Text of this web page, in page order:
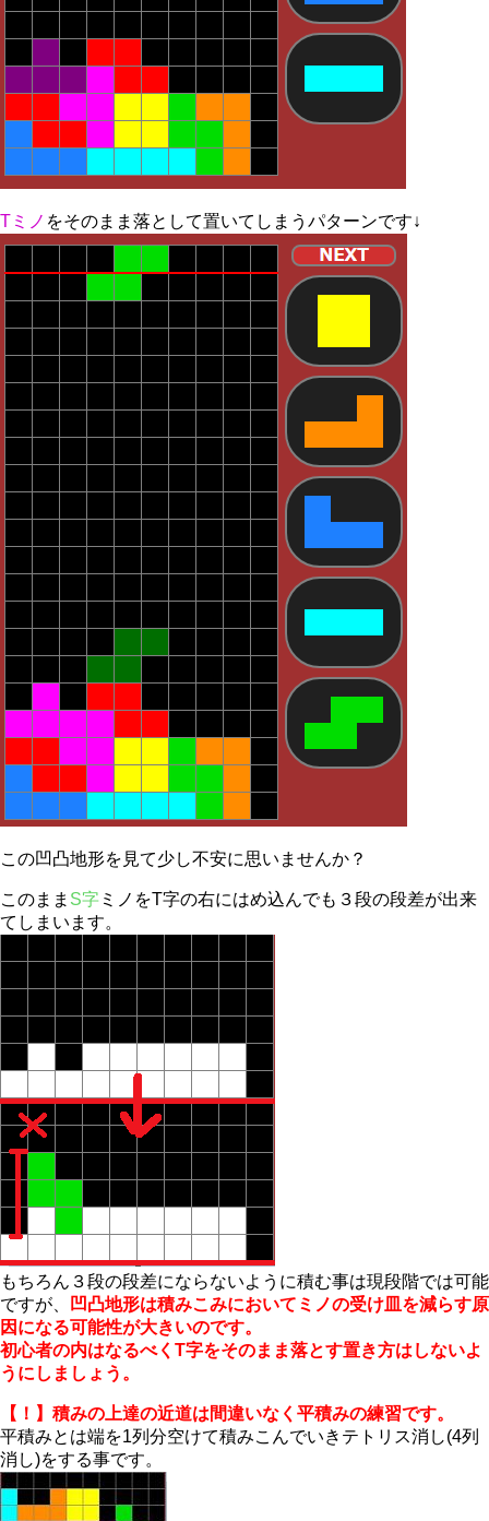
Tミノ をそのまま落として置いてしまうパターンです↓
この凹凸地形を見て少し不安に思いませんか？
このまま S字 ミノをT字の右にはめ込んでも３段の段差が出来
てしまいます。
もちろん３段の段差にならないように積む事は現段階では可能
ですが、
凹凸地形は積みこみにおいてミノの受け皿を減らす原
因になる可能性が大きいのです。
初心者の内はなるべくT字をそのまま落とす置き方はしないよ
うにしましょう。
【！】積みの上達の近道は間違いなく平積みの練習です。
平積みとは端を1列分空けて積みこんでいきテトリス消し(4列
消し)をする事です。